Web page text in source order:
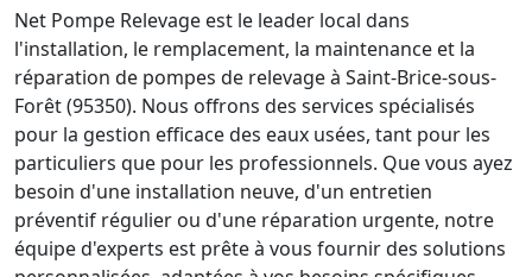
Net Pompe Relevage est le leader local dans
l'installation, le remplacement, la maintenance et la
réparation de pompes de relevage à Saint-Brice-sous-
Forêt (95350). Nous offrons des services spécialisés
pour la gestion efficace des eaux usées, tant pour les
particuliers que pour les professionnels. Que vous ayez
besoin d'une installation neuve, d'un entretien
préventif régulier ou d'une réparation urgente, notre
équipe d'experts est prête à vous fournir des solutions